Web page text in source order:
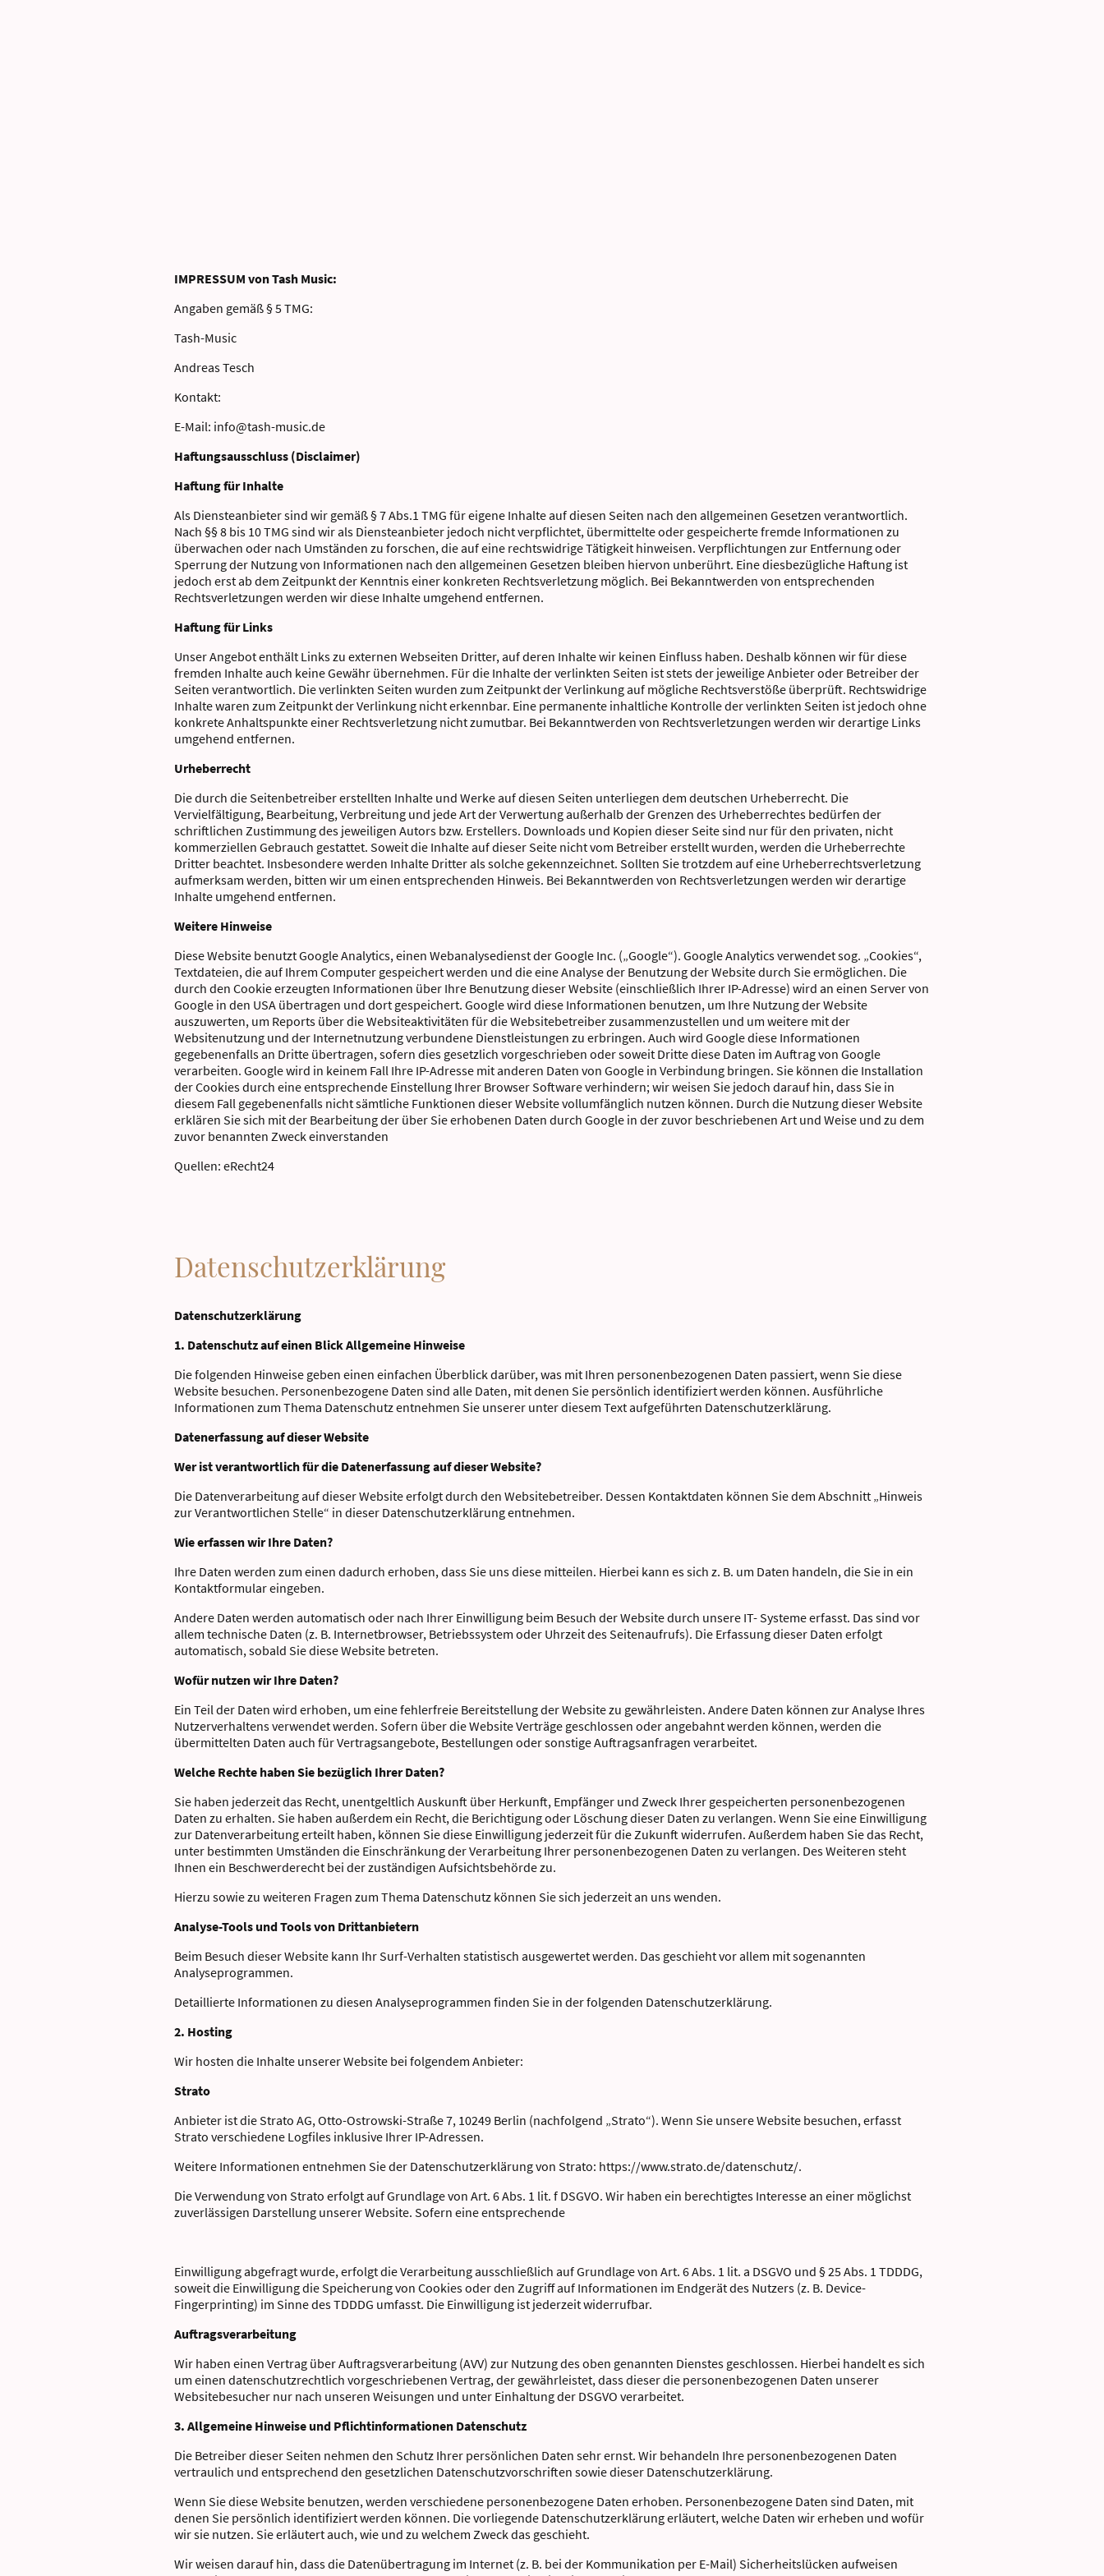
IMPRESSUM von Tash Music:
Angaben gemäß § 5 TMG:
Tash-Music
Andreas Tesch
Kontakt:
E-Mail: info@tash-music.de
Haftungsausschluss (Disclaimer)
Haftung für Inhalte
Als Diensteanbieter sind wir gemäß § 7 Abs.1 TMG für eigene Inhalte auf diesen Seiten nach den allgemeinen Gesetzen verantwortlich.
Nach §§ 8 bis 10 TMG sind wir als Diensteanbieter jedoch nicht verpflichtet, übermittelte oder gespeicherte fremde Informationen zu
überwachen oder nach Umständen zu forschen, die auf eine rechtswidrige Tätigkeit hinweisen. Verpflichtungen zur Entfernung oder
Sperrung der Nutzung von Informationen nach den allgemeinen Gesetzen bleiben hiervon unberührt. Eine diesbezügliche Haftung ist
jedoch erst ab dem Zeitpunkt der Kenntnis einer konkreten Rechtsverletzung möglich. Bei Bekanntwerden von entsprechenden
Rechtsverletzungen werden wir diese Inhalte umgehend entfernen.
Haftung für Links
Unser Angebot enthält Links zu externen Webseiten Dritter, auf deren Inhalte wir keinen Einfluss haben. Deshalb können wir für diese
fremden Inhalte auch keine Gewähr übernehmen. Für die Inhalte der verlinkten Seiten ist stets der jeweilige Anbieter oder Betreiber der
Seiten verantwortlich. Die verlinkten Seiten wurden zum Zeitpunkt der Verlinkung auf mögliche Rechtsverstöße überprüft. Rechtswidrige
Inhalte waren zum Zeitpunkt der Verlinkung nicht erkennbar. Eine permanente inhaltliche Kontrolle der verlinkten Seiten ist jedoch ohne
konkrete Anhaltspunkte einer Rechtsverletzung nicht zumutbar. Bei Bekanntwerden von Rechtsverletzungen werden wir derartige Links
umgehend entfernen.
Urheberrecht
Die durch die Seitenbetreiber erstellten Inhalte und Werke auf diesen Seiten unterliegen dem deutschen Urheberrecht. Die
Vervielfältigung, Bearbeitung, Verbreitung und jede Art der Verwertung außerhalb der Grenzen des Urheberrechtes bedürfen der
schriftlichen Zustimmung des jeweiligen Autors bzw. Erstellers. Downloads und Kopien dieser Seite sind nur für den privaten, nicht
kommerziellen Gebrauch gestattet. Soweit die Inhalte auf dieser Seite nicht vom Betreiber erstellt wurden, werden die Urheberrechte
Dritter beachtet. Insbesondere werden Inhalte Dritter als solche gekennzeichnet. Sollten Sie trotzdem auf eine Urheberrechtsverletzung
aufmerksam werden, bitten wir um einen entsprechenden Hinweis. Bei Bekanntwerden von Rechtsverletzungen werden wir derartige
Inhalte umgehend entfernen.
Weitere Hinweise
Diese Website benutzt Google Analytics, einen Webanalysedienst der Google Inc. („Google“). Google Analytics verwendet sog. „Cookies“,
Textdateien, die auf Ihrem Computer gespeichert werden und die eine Analyse der Benutzung der Website durch Sie ermöglichen. Die
durch den Cookie erzeugten Informationen über Ihre Benutzung dieser Website (einschließlich Ihrer IP-Adresse) wird an einen Server von
Google in den USA übertragen und dort gespeichert. Google wird diese Informationen benutzen, um Ihre Nutzung der Website
auszuwerten, um Reports über die Websiteaktivitäten für die Websitebetreiber zusammenzustellen und um weitere mit der
Websitenutzung und der Internetnutzung verbundene Dienstleistungen zu erbringen. Auch wird Google diese Informationen
gegebenenfalls an Dritte übertragen, sofern dies gesetzlich vorgeschrieben oder soweit Dritte diese Daten im Auftrag von Google
verarbeiten. Google wird in keinem Fall Ihre IP-Adresse mit anderen Daten von Google in Verbindung bringen. Sie können die Installation
der Cookies durch eine entsprechende Einstellung Ihrer Browser Software verhindern; wir weisen Sie jedoch darauf hin, dass Sie in
diesem Fall gegebenenfalls nicht sämtliche Funktionen dieser Website vollumfänglich nutzen können. Durch die Nutzung dieser Website
erklären Sie sich mit der Bearbeitung der über Sie erhobenen Daten durch Google in der zuvor beschriebenen Art und Weise und zu dem
zuvor benannten Zweck einverstanden
Quellen: eRecht24
Datenschutzerklärung
Datenschutzerklärung
1. Datenschutz auf einen Blick Allgemeine Hinweise
Die folgenden Hinweise geben einen einfachen Überblick darüber, was mit Ihren personenbezogenen Daten passiert, wenn Sie diese
Website besuchen. Personenbezogene Daten sind alle Daten, mit denen Sie persönlich identifiziert werden können. Ausführliche
Informationen zum Thema Datenschutz entnehmen Sie unserer unter diesem Text aufgeführten Datenschutzerklärung.
Datenerfassung auf dieser Website
Wer ist verantwortlich für die Datenerfassung auf dieser Website?
Die Datenverarbeitung auf dieser Website erfolgt durch den Websitebetreiber. Dessen Kontaktdaten können Sie dem Abschnitt „Hinweis
zur Verantwortlichen Stelle“ in dieser Datenschutzerklärung entnehmen.
Wie erfassen wir Ihre Daten?
Ihre Daten werden zum einen dadurch erhoben, dass Sie uns diese mitteilen. Hierbei kann es sich z. B. um Daten handeln, die Sie in ein
Kontaktformular eingeben.
Andere Daten werden automatisch oder nach Ihrer Einwilligung beim Besuch der Website durch unsere IT- Systeme erfasst. Das sind vor
allem technische Daten (z. B. Internetbrowser, Betriebssystem oder Uhrzeit des Seitenaufrufs). Die Erfassung dieser Daten erfolgt
automatisch, sobald Sie diese Website betreten.
Wofür nutzen wir Ihre Daten?
Ein Teil der Daten wird erhoben, um eine fehlerfreie Bereitstellung der Website zu gewährleisten. Andere Daten können zur Analyse Ihres
Nutzerverhaltens verwendet werden. Sofern über die Website Verträge geschlossen oder angebahnt werden können, werden die
übermittelten Daten auch für Vertragsangebote, Bestellungen oder sonstige Auftragsanfragen verarbeitet.
Welche Rechte haben Sie bezüglich Ihrer Daten?
Sie haben jederzeit das Recht, unentgeltlich Auskunft über Herkunft, Empfänger und Zweck Ihrer gespeicherten personenbezogenen
Daten zu erhalten. Sie haben außerdem ein Recht, die Berichtigung oder Löschung dieser Daten zu verlangen. Wenn Sie eine Einwilligung
zur Datenverarbeitung erteilt haben, können Sie diese Einwilligung jederzeit für die Zukunft widerrufen. Außerdem haben Sie das Recht,
unter bestimmten Umständen die Einschränkung der Verarbeitung Ihrer personenbezogenen Daten zu verlangen. Des Weiteren steht
Ihnen ein Beschwerderecht bei der zuständigen Aufsichtsbehörde zu.
Hierzu sowie zu weiteren Fragen zum Thema Datenschutz können Sie sich jederzeit an uns wenden.
Analyse-Tools und Tools von Drittanbietern
Beim Besuch dieser Website kann Ihr Surf-Verhalten statistisch ausgewertet werden. Das geschieht vor allem mit sogenannten
Analyseprogrammen.
Detaillierte Informationen zu diesen Analyseprogrammen finden Sie in der folgenden Datenschutzerklärung.
2. Hosting
Wir hosten die Inhalte unserer Website bei folgendem Anbieter:
Strato
Anbieter ist die Strato AG, Otto-Ostrowski-Straße 7, 10249 Berlin (nachfolgend „Strato“). Wenn Sie unsere Website besuchen, erfasst
Strato verschiedene Logfiles inklusive Ihrer IP-Adressen.
Weitere Informationen entnehmen Sie der Datenschutzerklärung von Strato: https://www.strato.de/datenschutz/.
Die Verwendung von Strato erfolgt auf Grundlage von Art. 6 Abs. 1 lit. f DSGVO. Wir haben ein berechtigtes Interesse an einer möglichst
zuverlässigen Darstellung unserer Website. Sofern eine entsprechende
Einwilligung abgefragt wurde, erfolgt die Verarbeitung ausschließlich auf Grundlage von Art. 6 Abs. 1 lit. a DSGVO und § 25 Abs. 1 TDDDG,
soweit die Einwilligung die Speicherung von Cookies oder den Zugriff auf Informationen im Endgerät des Nutzers (z. B. Device-
Fingerprinting) im Sinne des TDDDG umfasst. Die Einwilligung ist jederzeit widerrufbar.
Auftragsverarbeitung
Wir haben einen Vertrag über Auftragsverarbeitung (AVV) zur Nutzung des oben genannten Dienstes geschlossen. Hierbei handelt es sich
um einen datenschutzrechtlich vorgeschriebenen Vertrag, der gewährleistet, dass dieser die personenbezogenen Daten unserer
Websitebesucher nur nach unseren Weisungen und unter Einhaltung der DSGVO verarbeitet.
3. Allgemeine Hinweise und Pflichtinformationen Datenschutz
Die Betreiber dieser Seiten nehmen den Schutz Ihrer persönlichen Daten sehr ernst. Wir behandeln Ihre personenbezogenen Daten
vertraulich und entsprechend den gesetzlichen Datenschutzvorschriften sowie dieser Datenschutzerklärung.
Wenn Sie diese Website benutzen, werden verschiedene personenbezogene Daten erhoben. Personenbezogene Daten sind Daten, mit
denen Sie persönlich identifiziert werden können. Die vorliegende Datenschutzerklärung erläutert, welche Daten wir erheben und wofür
wir sie nutzen. Sie erläutert auch, wie und zu welchem Zweck das geschieht.
Wir weisen darauf hin, dass die Datenübertragung im Internet (z. B. bei der Kommunikation per E-Mail) Sicherheitslücken aufweisen